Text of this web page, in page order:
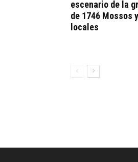
escenario de la
de 1746 Mossos
locales